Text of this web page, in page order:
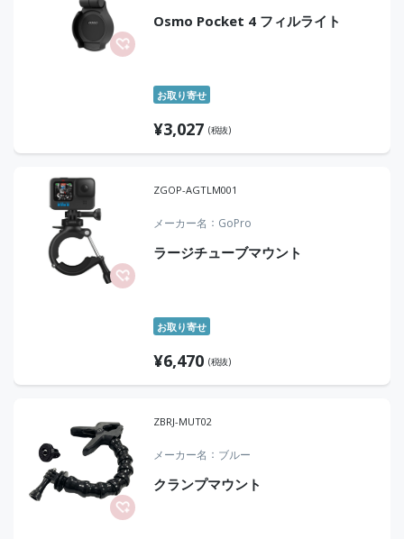
Osmo Pocket 4 フィルライト
お取り寄せ
¥3,027 (税抜)
ZGOP-AGTLM001
メーカー名 GoPro
ラージチューブマウント
お取り寄せ
¥6,470 (税抜)
ZBRJ-MUT02
メーカー名 ブルー
クランプマウント